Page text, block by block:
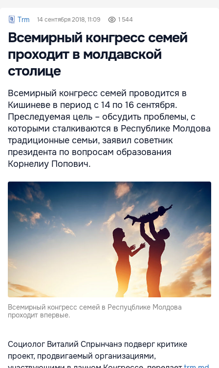
Trm 14 сентября 2018, 11:09 1 544
Всемирный конгресс семей
проходит в молдавской
столице
Всемирный конгресс семей проводится в
Кишиневе в период с 14 по 16 сентября.
Преследуемая цель – обсудить проблемы, с
которыми сталкиваются в Республике Молдова
традиционные семьи, заявил советник
президента по вопросам образования
Корнелиу Попович.
Всемирный конгресс семей в Респуцблике Молдова
проходит впервые.
Социолог Виталий Спрынчанэ подверг критике
проект, продвигаемый организациями,